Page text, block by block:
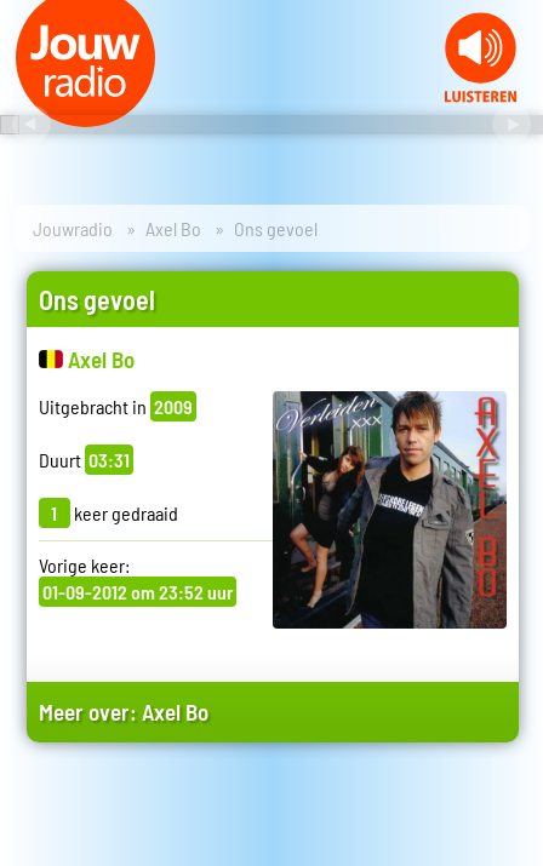
Jouwradio Axel Bo Ons gevoel
Ons gevoel
Axel Bo
Uitgebracht in 2009
Duurt 03:31
1 keer gedraaid
Vorige keer:
01-09-2012 om 23:52 uur
Meer over:Axel Bo